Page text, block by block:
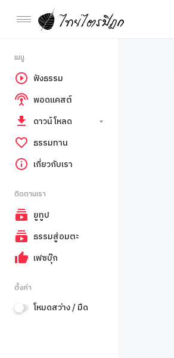
เมนู
ฟังธรรม
พอดแคสต์
ดาวน์โหลด
ธรรมทาน
เกี่ยวกับเรา
ติดตามเรา
ยูทูป
ธรรมสู่อมตะ
เฟซบุ๊ก
ตั้งค่า
โหมดสว่าง / มืด